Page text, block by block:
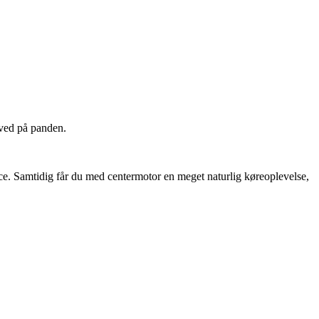
på panden.
Samtidig får du med centermotor en meget naturlig køreoplevelse,